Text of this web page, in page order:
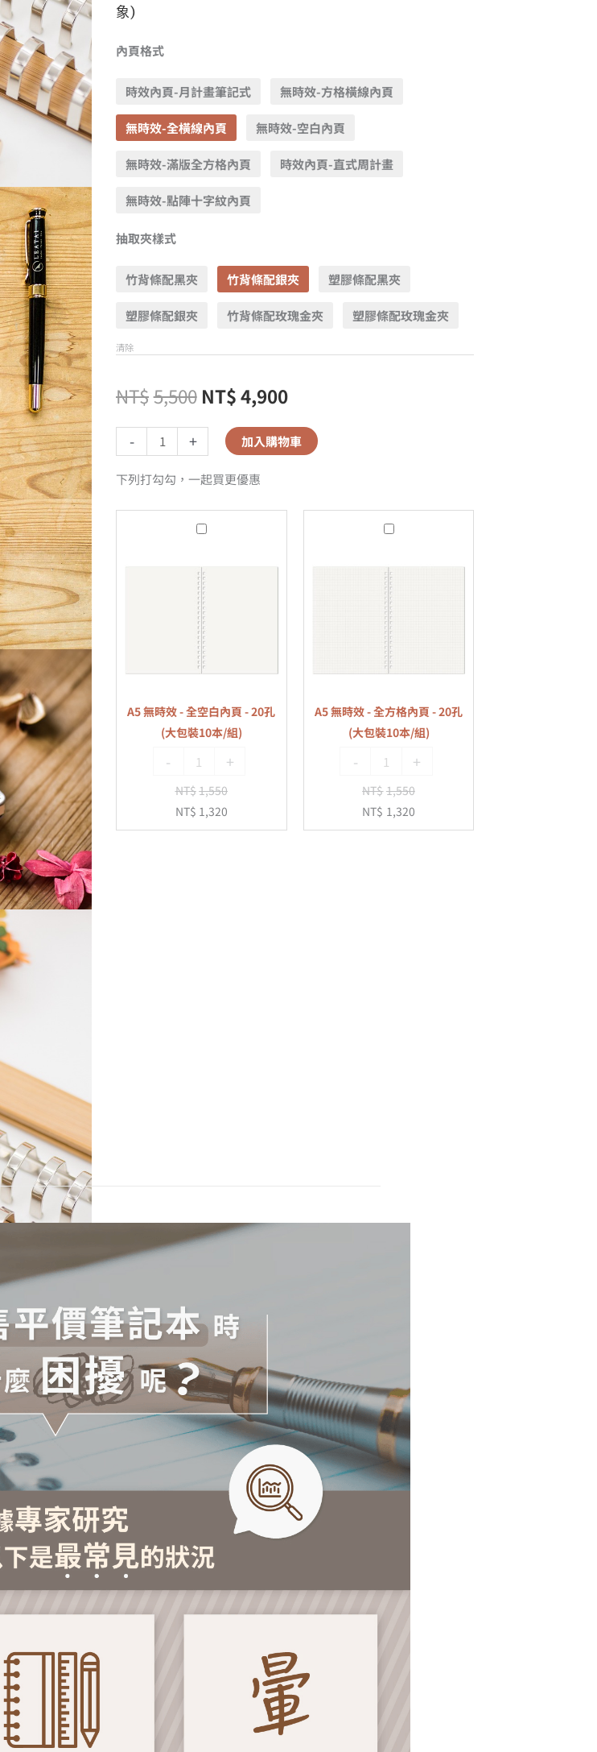
象)
內頁格式
時效內頁-月計畫筆記式 無時效-方格橫線內頁
無時效-全橫線內頁 無時效-空白內頁
無時效-滿版全方格內頁 時效內頁-直式周計畫
無時效-點陣十字紋內頁
抽取夾樣式
竹背條配黑夾 竹背條配銀夾 塑膠條配黑夾
塑膠條配銀夾 竹背條配玫瑰金夾 塑膠條配玫瑰金夾
清除
NT$5,500 NT$4,900
- + 加入購物車
下列打勾勾，一起買更優惠
A5
時
效
-
全
空
白
頁
-
20
(大
包
A5 無時效 - 全空白內頁 - 20孔
(大包裝10本/組)
- +
NT$1,550
NT$ 1,320
A5
時
效
-
全
方
格
頁
-
20
(大
包
A5 無時效 - 全方格內頁 - 20孔
(大包裝10本/組)
- +
NT$1,550
NT$ 1,320